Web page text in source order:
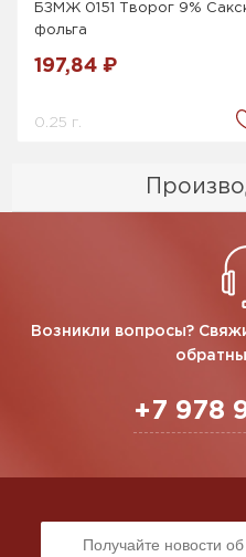
БЗМЖ 0151 Творог 9%
фольга
197,84 ₽
0.25 г.
Возникли вопросы?
+7 978